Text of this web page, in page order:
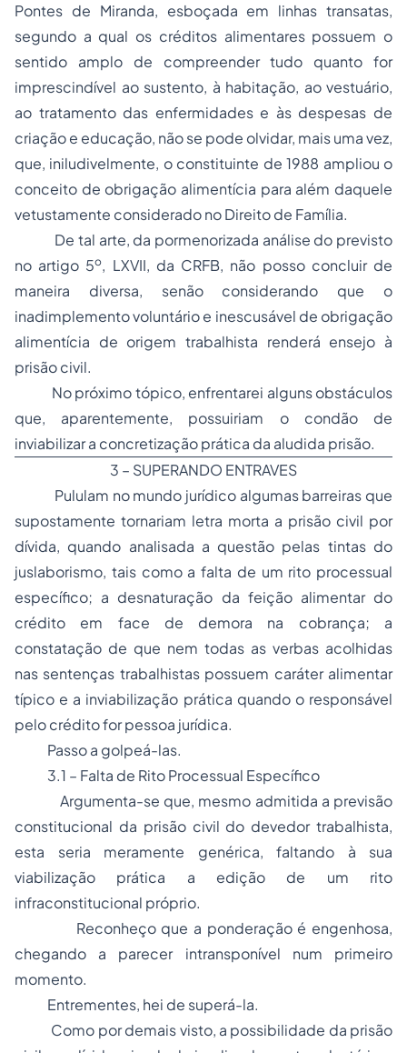
Pontes de Miranda, esboçada em linhas transatas,
segundo a qual os créditos alimentares possuem o
sentido amplo de compreender tudo quanto for
imprescindível ao sustento, à habitação, ao vestuário,
ao tratamento das enfermidades e às despesas de
criação e educação, não se pode olvidar, mais uma vez,
que, iniludivelmente, o constituinte de 1988 ampliou o
conceito de obrigação alimentícia para além daquele
vetustamente considerado no Direito de Família.
De tal arte, da pormenorizada análise do previsto
no artigo 5o, LXVII, da CRFB, não posso concluir de
maneira diversa, senão considerando que o
inadimplemento voluntário e inescusável de obrigação
alimentícia de origem trabalhista renderá ensejo à
prisão civil.
No próximo tópico, enfrentarei alguns obstáculos
que, aparentemente, possuiriam o condão de
inviabilizar a concretização prática da aludida prisão.
3 – SUPERANDO ENTRAVES
Pululam no mundo jurídico algumas barreiras que
supostamente tornariam letra morta a prisão civil por
dívida, quando analisada a questão pelas tintas do
juslaborismo, tais como a falta de um rito processual
específico; a desnaturação da feição alimentar do
crédito em face de demora na cobrança; a
constatação de que nem todas as verbas acolhidas
nas sentenças trabalhistas possuem caráter alimentar
típico e a inviabilização prática quando o responsável
pelo crédito for pessoa jurídica.
Passo a golpeá-las.
3.1 – Falta de Rito Processual Específico
Argumenta-se que, mesmo admitida a previsão
constitucional da prisão civil do devedor trabalhista,
esta seria meramente genérica, faltando à sua
viabilização prática a edição de um rito
infraconstitucional próprio.
Reconheço que a ponderação é engenhosa,
chegando a parecer intransponível num primeiro
momento.
Entrementes, hei de superá-la.
Como por demais visto, a possibilidade da prisão